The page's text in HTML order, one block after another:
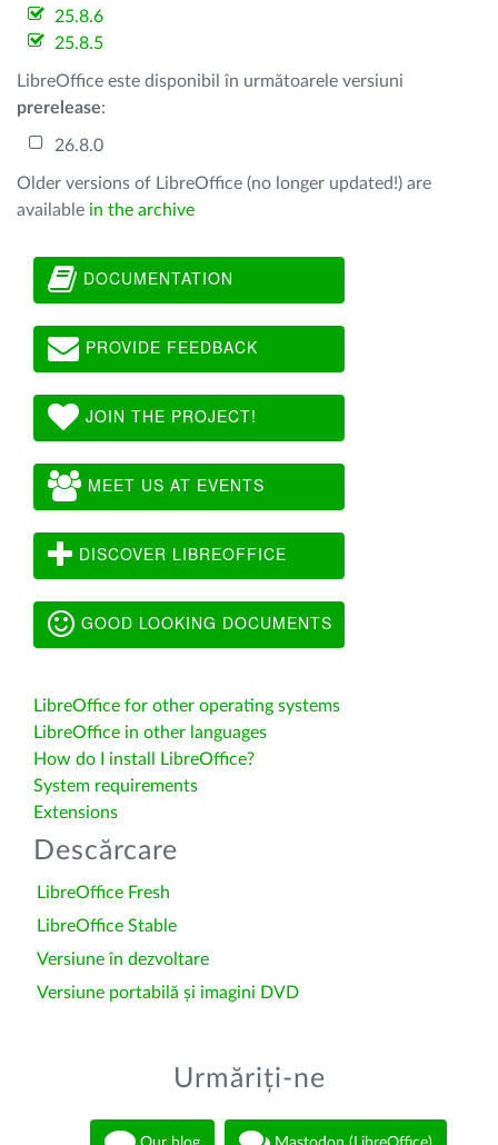
25.8.6
25.8.5
LibreOffice este disponibil în următoarele versiuni
prerelease:
26.8.0
Older versions of LibreOffice (no longer updated!) are
available in the archive
DOCUMENTATION
PROVIDE FEEDBACK
JOIN THE PROJECT!
MEET US AT EVENTS
DISCOVER LIBREOFFICE
GOOD LOOKING DOCUMENTS
LibreOffice for other operating systems
LibreOffice in other languages
How do I install LibreOffice?
System requirements
Extensions
Descărcare
LibreOffice Fresh
LibreOffice Stable
Versiune în dezvoltare
Versiune portabilă și imagini DVD
Urmăriți-ne